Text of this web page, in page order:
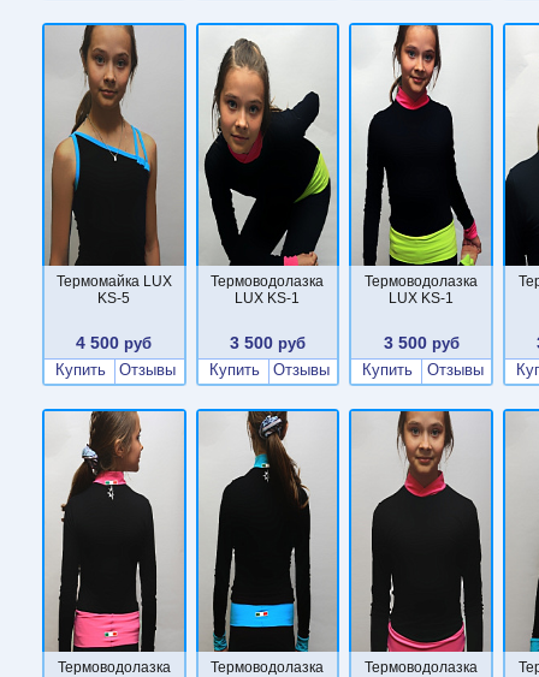
Термомайка LUX
KS-5
4 500 руб
Купить
Отзывы
Термоводолазка
LUX KS-1
3 500 руб
Купить
Отзывы
Термоводолазка
LUX KS-1
3 500руб
Купить
Отзывы
Термоводолазка
Термоводолазка
Термоводолазка